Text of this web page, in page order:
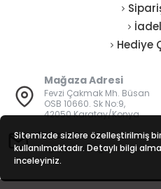
Hediye
Mağaza Adresi
Fevzi Çakmak Mh. Büsan
OSB 10660. Sk No:9,
42050 Karatay/Konya
E-Posta
bilgi@vatanisguvenligi.com
Sitemizde sizlere özelleştirilmiş
kullanılmaktadır. Detaylı bilgi
inceleyiniz.